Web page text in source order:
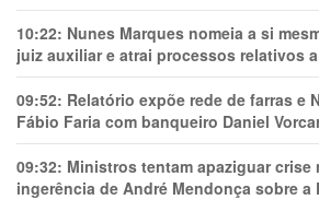
10:22: Nunes Marques nomeia a si
juiz auxiliar e atrai processos relativos
09:52: Relatório expõe rede de farras e
Fábio Faria com banqueiro Daniel
09:32: Ministros tentam apaziguar crise
ingerência de André Mendonça sobre a